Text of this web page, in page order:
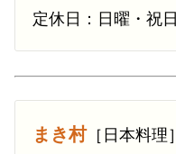
定休日：日曜・祝日
まき村［日本料理